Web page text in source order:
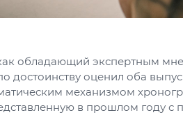
обладающий экспертным
достоинству оценил оба
механизмом
в прошлом году с